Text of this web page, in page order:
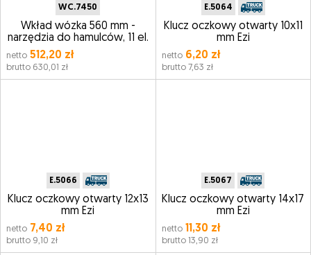
WC.7450
Wkład wózka 560 mm -
narzędzia do hamulców, 11 el.
netto 512,20 zł
brutto 630,01 zł
E.5064
Klucz oczkowy otwarty 10x11
mm Ezi
netto6,20 zł
brutto 7,63 zł
E.5066
Klucz oczkowy otwarty 12x13
mm Ezi
netto 7,40 zł
brutto 9,10 zł
E.5067
Klucz oczkowy otwarty 14x17
mm Ezi
netto11,30 zł
brutto 13,90 zł